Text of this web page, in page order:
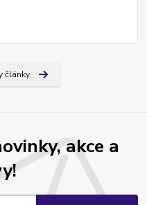
články
akce a